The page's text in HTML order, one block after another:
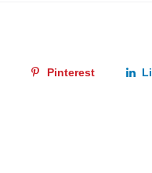
Pinterest